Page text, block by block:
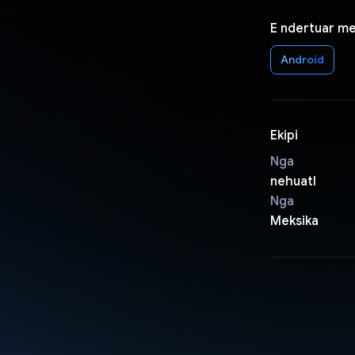
E ndertuar
Android
Ekipi
Nga
nehuatl
Nga
Meksika